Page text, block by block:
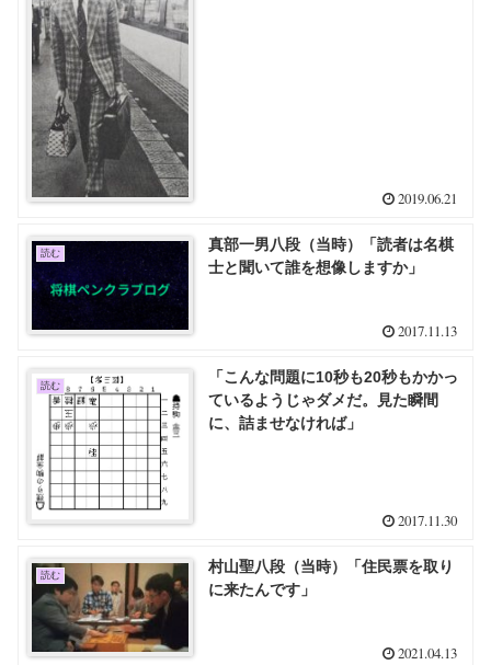
2019.06.21
読む
真部一男八段（当時）「読者は名棋
士と聞いて誰を想像しますか」
2017.11.13
読む
「こんな問題に10秒も20秒もかかっ
ているようじゃダメだ。見た瞬間
に、詰ませなければ」
2017.11.30
読む
村山聖八段（当時）「住民票を取り
に来たんです」
2021.04.13